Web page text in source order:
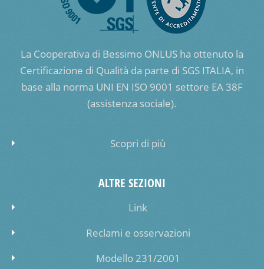
La Cooperativa di Bessimo ONLUS ha ottenuto la
Certificazione di Qualità da parte di SGS ITALIA, in
base alla norma UNI EN ISO 9001 settore EA 38F
(assistenza sociale).
Scopri di più
ALTRE SEZIONI
Link
Reclami e osservazioni
Modello 231/2001